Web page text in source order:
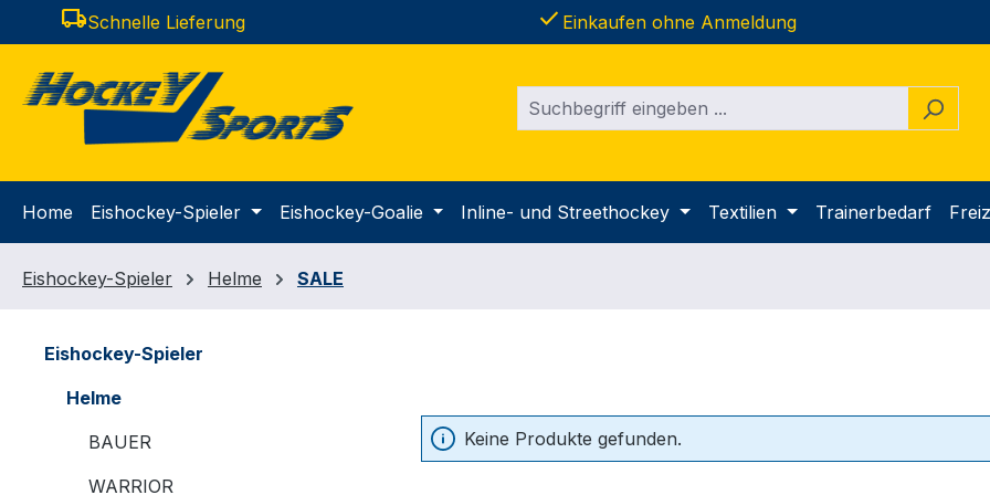
Hauptinhalt springen
Zur Suche springen
Zur Hauptnavigation springen
local_shippingSchnelle Lieferung done Einkaufen ohne Anmeldung
Home Eishockey-Spieler Eishockey-Goalie Inline- und Streethockey Textilien Trainerbedarf
Eishockey-Spieler Helme SALE
Eishockey-Spieler
Helme
BAUER
WARRIOR
Keine Produkte gefunden.